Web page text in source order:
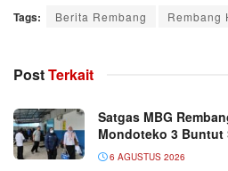
Tags: Berita Rembang Rembang
PostTerkait
Satgas MBG
Mondoteko 3 Buntut
6 AGUSTUS 2026